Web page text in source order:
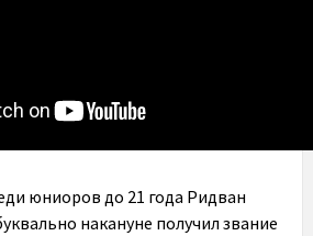
юниоров до 21 года Ридван
накануне получил звание